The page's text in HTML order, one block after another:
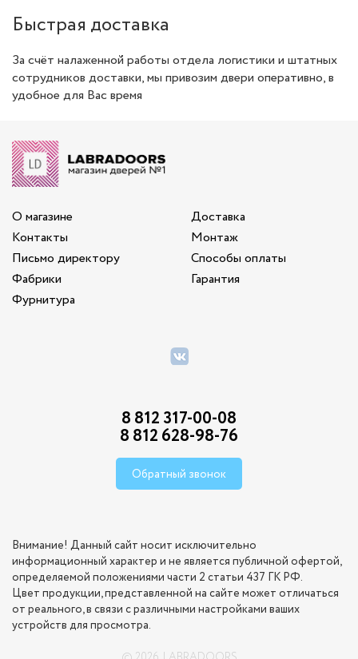
Быстрая доставка
За счёт налаженной работы отдела логистики и штатных
сотрудников доставки, мы привозим двери оперативно, в
удобное для Вас время
О магазине
Контакты
Письмо директору
Фабрики
Фурнитура
Доставка
Монтаж
Способы оплаты
Гарантия
8 812 317-00-08
8 812 628-98-76
Обратный звонок
Внимание! Данный сайт носит исключительно
информационный характер и не является публичной офертой,
определяемой положениями части 2 статьи 437 ГК РФ.
Цвет продукции, представленной на сайте может отличаться
от реального, в связи с различными настройками ваших
устройств для просмотра.